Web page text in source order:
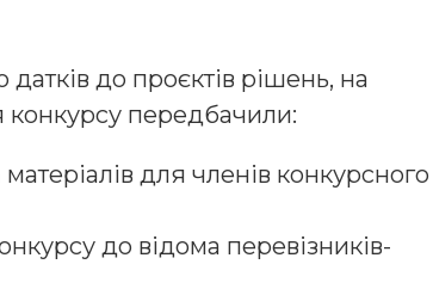
до проєктів рішень, на
конкурсу передбачили:
для членів конкурсного
до відома перевізників-